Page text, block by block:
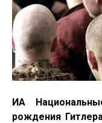
ИА
рождения